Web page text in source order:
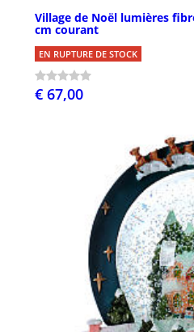
Village de Noël lumières
cm courant
EN RUPTURE DE STOCK
€ 67,00